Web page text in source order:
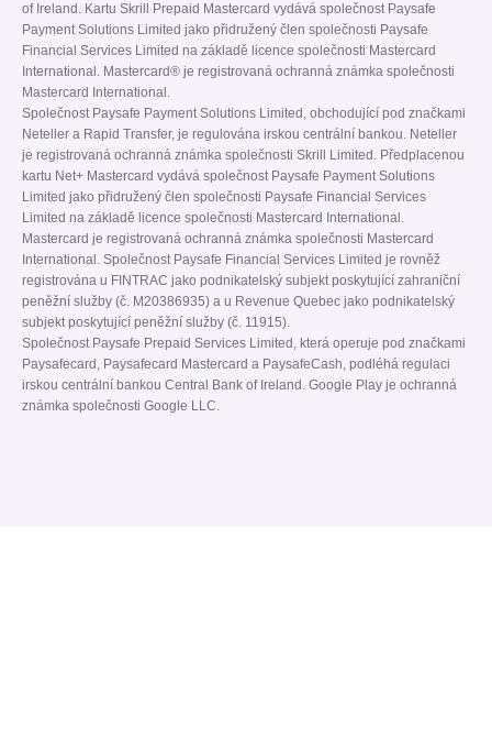
of Ireland. Kartu Skrill Prepaid Mastercard vydává společnost Paysafe
Payment Solutions Limited jako přidružený člen společnosti Paysafe
Financial Services Limited na základě licence společnosti Mastercard
International. Mastercard® je registrovaná ochranná známka společnosti
Mastercard International.
Společnost Paysafe Payment Solutions Limited, obchodující pod značkami
Neteller a Rapid Transfer, je regulována irskou centrální bankou. Neteller
je registrovaná ochranná známka společnosti Skrill Limited. Předplacenou
kartu Net+ Mastercard vydává společnost Paysafe Payment Solutions
Limited jako přidružený člen společnosti Paysafe Financial Services
Limited na základě licence společnosti Mastercard International.
Mastercard je registrovaná ochranná známka společnosti Mastercard
International. Společnost Paysafe Financial Services Limited je rovněž
registrována u FINTRAC jako podnikatelský subjekt poskytující zahraniční
peněžní služby (č. M20386935) a u Revenue Quebec jako podnikatelský
subjekt poskytující peněžní služby (č. 11915).
Společnost Paysafe Prepaid Services Limited, která operuje pod značkami
Paysafecard, Paysafecard Mastercard a PaysafeCash, podléhá regulaci
irskou centrální bankou Central Bank of Ireland. Google Play je ochranná
známka společnosti Google LLC.